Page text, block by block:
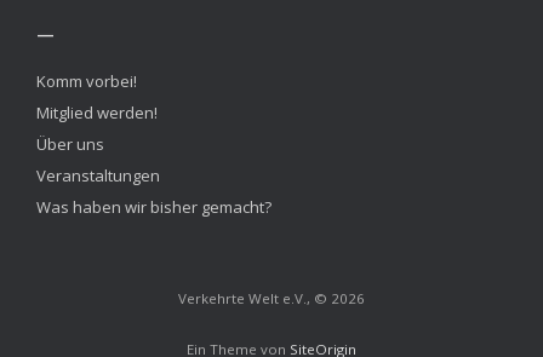
—
Komm vorbei!
Mitglied werden!
Über uns
Veranstaltungen
Was haben wir bisher gemacht?
Verkehrte Welt e.V., © 2026
Ein Theme von SiteOrigin